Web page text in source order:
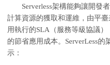
Serverless架構能夠讓開發
計算資源的獲取和運維，由平
用執行的SLA（服務等級協議
的節省應用成本。ServerLess
示：